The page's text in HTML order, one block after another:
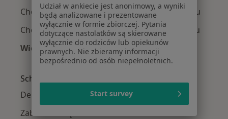
Choroba afektywna dwubiegunowa w Olkuszu
Choroba afektywna dwubiegunowa w Brzesku
Więcej (14)
Więcej w kategorii: W pobliżu Krakowa
Schorzenia w Krakowie
Depresja w Krakowie
Zaburzenia lękowe w Krakowie
Udział w ankiecie jest anonimowy, a wyniki
będą analizowane i prezentowane
wyłącznie w formie zbiorczej. Pytania
dotyczące nastolatków są skierowane
wyłącznie do rodziców lub opiekunów
prawnych. Nie zbieramy informacji
bezpośrednio od osób niepełnoletnich.
Start survey